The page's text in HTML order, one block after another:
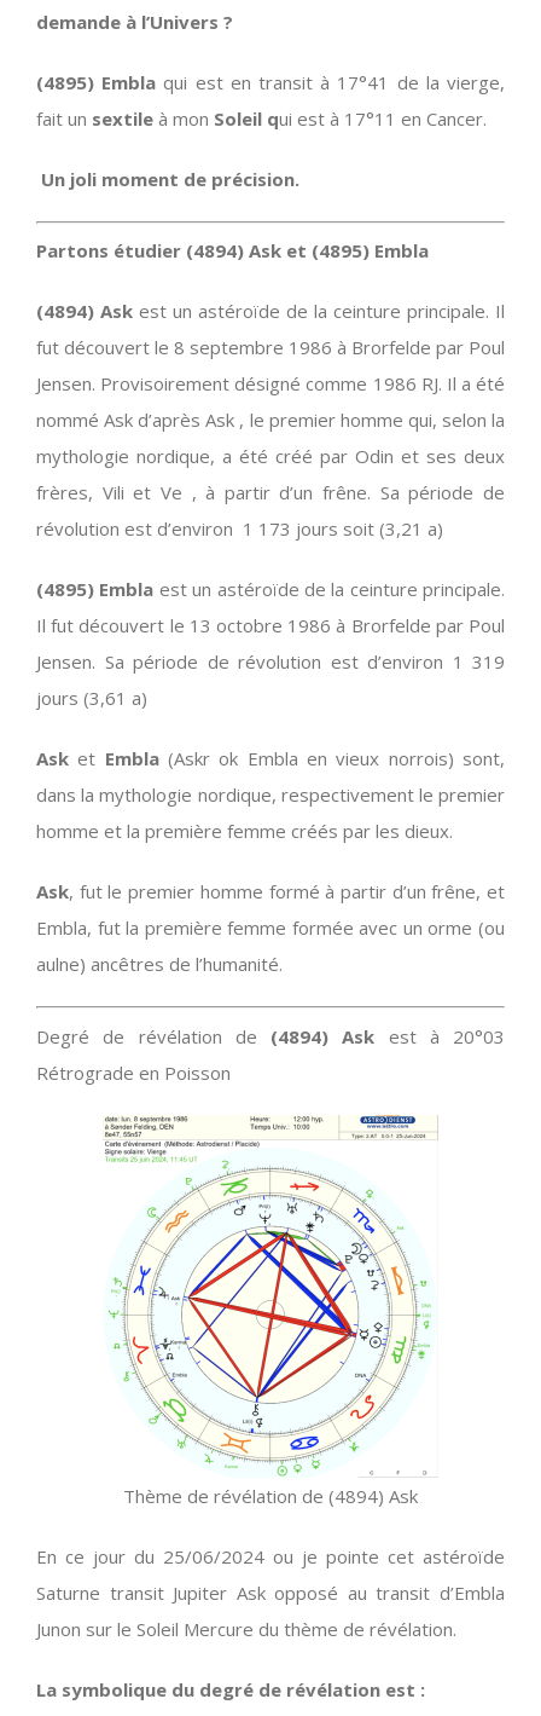
demande à l’Univers ?
(4895) Emblaqui est en transit à 17°41 de la vierge,
fait un sextile à mon Soleil qui est à 17°11 en Cancer.
Un joli moment de précision.
Partons étudier (4894) Ask et (4895) Embla
(4894) Ask est un astéroïde de la ceinture principale. Il
fut découvert le 8 septembre 1986 à Brorfelde par Poul
Jensen. Provisoirement désigné comme 1986 RJ. Il a été
nommé Ask d’après Ask , le premier homme qui, selon la
mythologie nordique, a été créé par Odin et ses deux
frères, Vili et Ve , à partir d’un frêne. Sa période de
révolution est d’environ 1 173 jours soit (3,21 a)
(4895) Embla est un astéroïde de la ceinture principale.
Il fut découvert le 13 octobre 1986 à Brorfelde par Poul
Jensen. Sa période de révolution est d’environ 1 319
jours (3,61 a)
Ask et Embla(Askr ok Embla en vieux norrois) sont,
dans la mythologie nordique, respectivement le premier
homme et la première femme créés par les dieux.
Ask, fut le premier homme formé à partir d’un frêne, et
Embla, fut la première femme formée avec un orme (ou
aulne) ancêtres de l’humanité.
Degré de révélation de (4894) Ask est à 20°03
Rétrograde en Poisson
Thème de révélation de (4894) Ask
En ce jour du 25/06/2024 ou je pointe cet astéroïde
Saturne transit Jupiter Ask opposé au transit d’Embla
Junon sur le Soleil Mercure du thème de révélation.
La symbolique du degré de révélation est :